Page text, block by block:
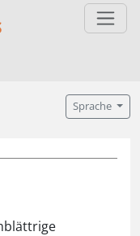
Sprache